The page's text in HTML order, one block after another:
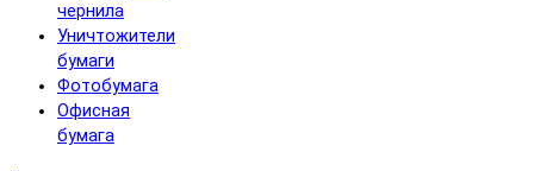
чернила
Уничтожители
бумаги
Фотобумага
Офисная
бумага